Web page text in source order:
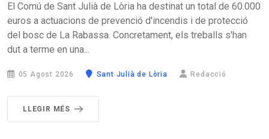
El Comú de Sant Julià de Lòria ha destinat un total de 60.000
euros a actuacions de prevenció d'incendis i de protecció
del bosc de La Rabassa. Concretament, els treballs s'han
dut a terme en una...
05 Agost 2026 Sant Julià de Lòria Redacció
LLEGIR MÉS